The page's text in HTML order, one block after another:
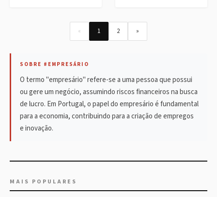
« 1 2 »
SOBRE #EMPRESÁRIO
O termo "empresário" refere-se a uma pessoa que possui
ou gere um negócio, assumindo riscos financeiros na busca
de lucro. Em Portugal, o papel do empresário é fundamental
para a economia, contribuindo para a criação de empregos
e inovação.
MAIS POPULARES